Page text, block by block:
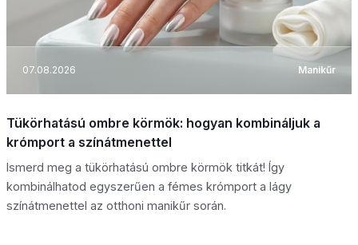
07.08.2026 Manikűr
Tükörhatású ombre körmök: hogyan kombináljuk a
krómport a színátmenettel
Ismerd meg a tükörhatású ombre körmök titkát! Így
kombinálhatod egyszerűen a fémes krómport a lágy
színátmenettel az otthoni manikűr során.